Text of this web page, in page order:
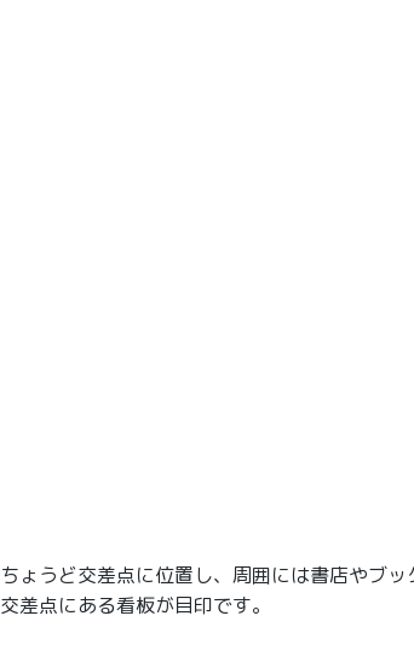
ちょうど交差点に位置し、周囲には書店やブ
交差点にある看板が目印です。